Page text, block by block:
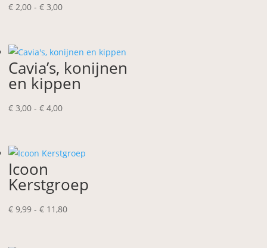
€ 2,00 - € 3,00Prijsklasse:
€ 3,00
Cavia’s, konijnen
en kippen
€ 3,00 - € 4,00Prijsklasse:
€ 4,00
Icoon
Kerstgroep
€ 9,99 - € 11,80Prijsklasse: